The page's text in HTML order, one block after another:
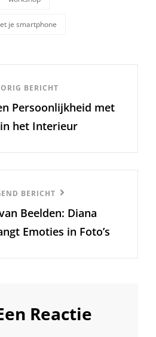
je smartphone
BERICHT
Persoonlijkheid met
in het Interieur
BERICHT
Beelden: Diana
Emoties in Foto’s
Reactie